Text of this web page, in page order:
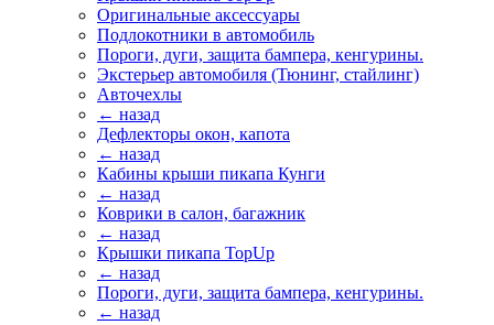
Оригинальные аксессуары
Подлокотники в автомобиль
Пороги, дуги, защита бампера, кенгурины.
Экстерьер автомобиля (Тюнинг, стайлинг)
Авточехлы
← назад
Дефлекторы окон, капота
← назад
Кабины крыши пикапа Кунги
← назад
Коврики в салон, багажник
← назад
Крышки пикапа TopUp
← назад
Пороги, дуги, защита бампера, кенгурины.
← назад